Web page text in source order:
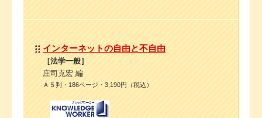
インターネットの自由と不自由
［法学一般］
庄司克宏 編
Ａ５判・186ページ・3,190円（税込）